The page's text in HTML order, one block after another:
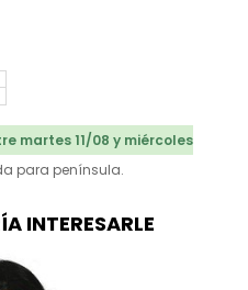
martes 11/08 y miércoles
para península.
INTERESARLE